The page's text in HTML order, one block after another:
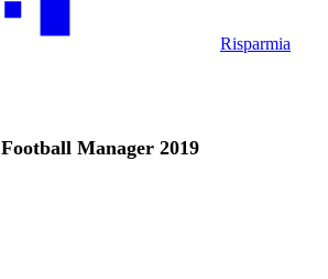
Risparmia
Football Manager 2019